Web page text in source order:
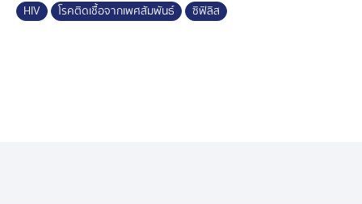
สาเหตุสำคัญมาจากการมีเพศสัมพันธ์แบบไม่ป้องกัน ซึ่ง
HIV โรคติดเชื้อจากเพศสัมพันธ์ ซิฟิลิส